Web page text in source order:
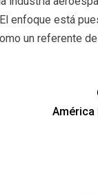
enfoque está
un referente
América